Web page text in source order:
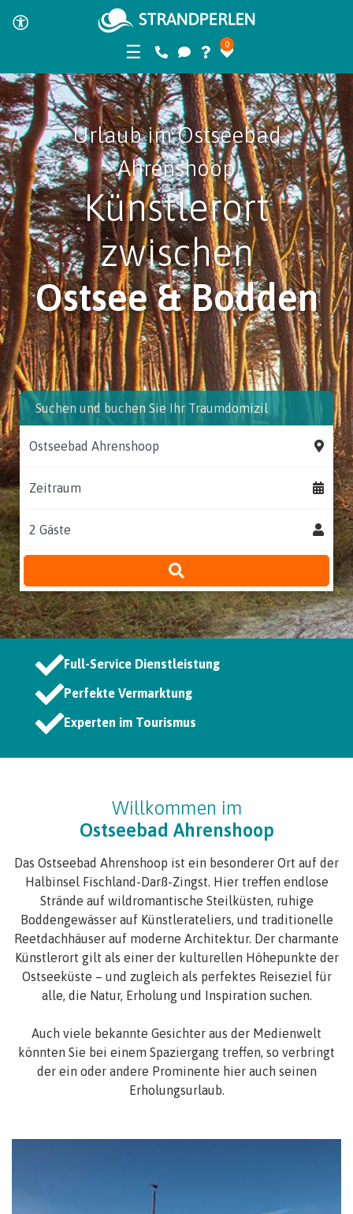
☰ 0
Urlaub im Ostseebad
Ahrenshoop
Künstlerort
zwischen
Ostsee & Bodden
Suchen und buchen Sie Ihr Traumdomizil
Zeitraum
Full-Service Dienstleistung
Perfekte Vermarktung
Experten im Tourismus
Willkommen im
Ostseebad Ahrenshoop
Das Ostseebad Ahrenshoop ist ein besonderer Ort auf der
Halbinsel Fischland-Darß-Zingst. Hier treffen endlose
Strände auf wildromantische Steilküsten, ruhige
Boddengewässer auf Künstlerateliers, und traditionelle
Reetdachhäuser auf moderne Architektur. Der charmante
Künstlerort gilt als einer der kulturellen Höhepunkte der
Ostseeküste – und zugleich als perfektes Reiseziel für
alle, die Natur, Erholung und Inspiration suchen.
Auch viele bekannte Gesichter aus der Medienwelt
könnten Sie bei einem Spaziergang treffen, so verbringt
der ein oder andere Prominente hier auch seinen
Erholungsurlaub.